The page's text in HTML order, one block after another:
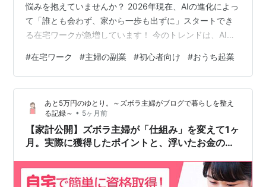
悩みを抱えていませんか？ 2026年現在、AIの進化によっ
て「誰とも会わず、家から一歩も出ずに」スタートでき
る在宅ワークが急増しています！ 今のトレンドは、AIを
倒な下準備やリサーチはAIに任せて、自分は最後のチェ
ックや少しの工夫をするだけでOKなんです。 今回は、人
見知りの方でも主婦の方でも今日から実践できる、2026
年最新の「AI×在宅ワーク」を厳選して5つご紹介しま
す。 スマホでサクッと読めて、すぐ真似できる内容なの
で、ぜひ最後までチ…
#在宅ワーク #主婦の副業 #初心者向け #おうち起業
あと5万円のゆとり。～ズボラ主婦がブログで暮らしを整え
る記録～ • 5ヶ月前
【家計公開】ズボラ主婦が「仕組み」を変えて1ヶ
月。実際に獲得したポイントと、浮いたお金の合